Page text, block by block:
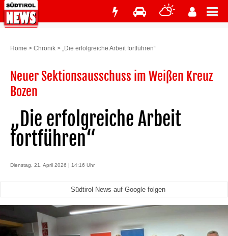
Home > Chronik > „Die erfolgreiche Arbeit fortführen“
Neuer Sektionsausschuss im Weißen Kreuz
Bozen
„Die erfolgreiche Arbeit
fortführen“
Dienstag, 21. April 2026 | 14:16 Uhr
Südtirol News auf Google folgen